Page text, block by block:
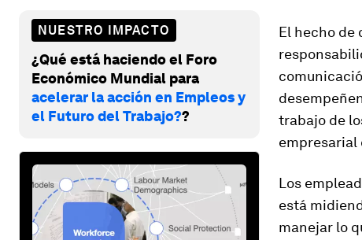
NUESTRO IMPACTO
¿Qué está haciendo el Foro
Económico Mundial para
acelerar la acción en Empleos y
el Futuro del Trabajo??
El hecho de
trabajo de
empresarial
Los
está
manejar lo